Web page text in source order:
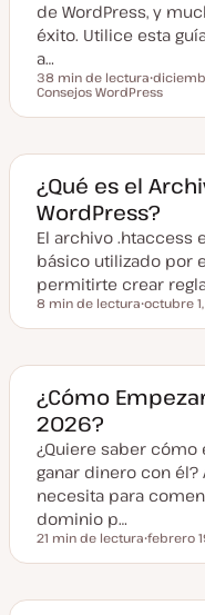
z
a
d
de WordPress, y
éxito. Utilice esta
a…
Tiempo de lectura
38 min de lectura
F
c
a
c
t
u
a
l
z
a
d
a
Consejos WordPress
¿Qué es el
WordPress?
El archivo .htaccess
básico utilizado por
permitirte crear
Tiempo de lectura
8 min de lectura
e
h
a
c
a
i
z
a
a
octubre
¿Cómo
2026?
¿Quiere saber
ganar dinero con
necesita para
dominio p…
Tiempo de lectura
21 min de lectura
e
h
febrero